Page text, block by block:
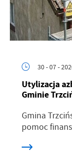
30 - 07 -
Utylizacja
Gminie
Gmina
pomoc